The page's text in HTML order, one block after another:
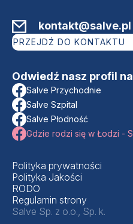
kontakt@salve.pl
PRZEJDŹ DO KONTAKTU
Odwiedź nasz profil
Salve Przychodnie
Salve Szpital
Salve Płodność
Gdzie rodzi się w Łodzi -
Polityka prywatności
Polityka Jakości
RODO
Regulamin strony
Salve Sp. z o.o., Sp. k.